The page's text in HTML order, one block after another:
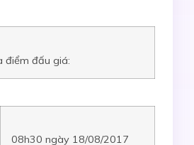
điểm đấu giá:
08h30 ngày 18/08/2017